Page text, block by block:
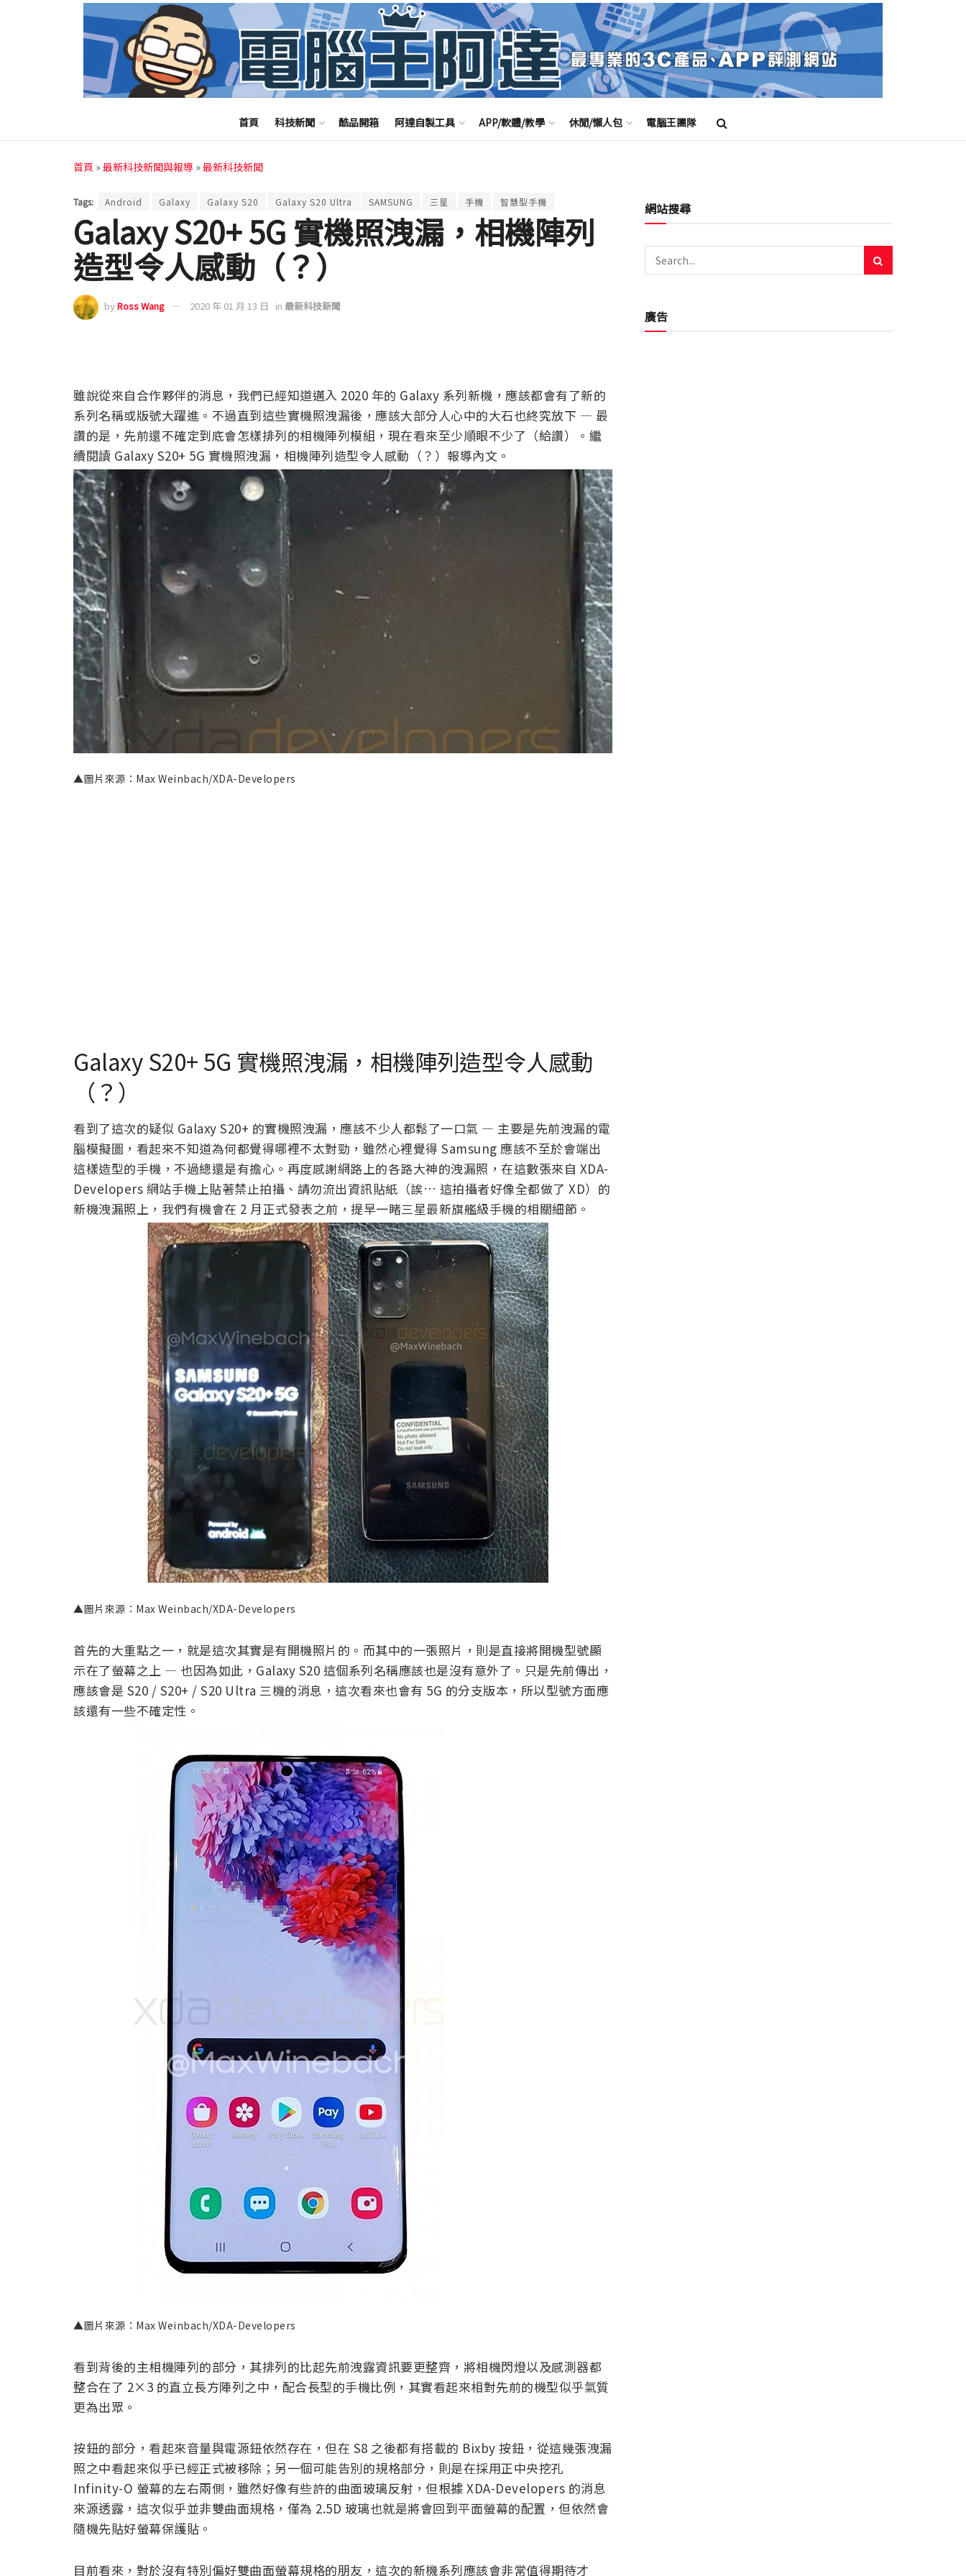
首頁 科技新聞 酷品開箱 阿達自製工具 APP/軟體/教學 休閒/懶人包 電腦王團隊
首頁 »最新科技新聞與報導 »最新科技新聞
Tags: Android Galaxy Galaxy S20 Galaxy S20 Ultra SAMSUNG 三星 手機 智慧型手機
Galaxy S20+ 5G 實機照洩漏，相機陣列
造型令人感動（？）
byRoss Wang 2020 年 01 月 13 日 in 最新科技新聞
雖說從來自合作夥伴的消息，我們已經知道邁入 2020 年的 Galaxy 系列新機，應該都會有了新的
系列名稱或版號大躍進。不過直到這些實機照洩漏後，應該大部分人心中的大石也終究放下 — 最
讚的是，先前還不確定到底會怎樣排列的相機陣列模組，現在看來至少順眼不少了（給讚）。繼
續閱讀 Galaxy S20+ 5G 實機照洩漏，相機陣列造型令人感動（？）報導內文。
▲圖片來源：Max Weinbach/XDA-Developers
Galaxy S20+ 5G 實機照洩漏，相機陣列造型令人感動
（？）
看到了這次的疑似 Galaxy S20+ 的實機照洩漏，應該不少人都鬆了一口氣 — 主要是先前洩漏的電
腦模擬圖，看起來不知道為何都覺得哪裡不太對勁，雖然心裡覺得 Samsung 應該不至於會端出
這樣造型的手機，不過總還是有擔心。再度感謝網路上的各路大神的洩漏照，在這數張來自 XDA-
Developers 網站手機上貼著禁止拍攝、請勿流出資訊貼紙（誒… 這拍攝者好像全都做了 XD）的
新機洩漏照上，我們有機會在 2 月正式發表之前，提早一睹三星最新旗艦級手機的相關細節。
▲圖片來源：Max Weinbach/XDA-Developers
首先的大重點之一，就是這次其實是有開機照片的。而其中的一張照片，則是直接將開機型號顯
示在了螢幕之上 — 也因為如此，Galaxy S20 這個系列名稱應該也是沒有意外了。只是先前傳出，
應該會是 S20 / S20+ / S20 Ultra 三機的消息，這次看來也會有 5G 的分支版本，所以型號方面應
該還有一些不確定性。
▲圖片來源：Max Weinbach/XDA-Developers
看到背後的主相機陣列的部分，其排列的比起先前洩露資訊要更整齊，將相機閃燈以及感測器都
整合在了 2×3 的直立長方陣列之中，配合長型的手機比例，其實看起來相對先前的機型似乎氣質
更為出眾。
按鈕的部分，看起來音量與電源鈕依然存在，但在 S8 之後都有搭載的 Bixby 按鈕，從這幾張洩漏
照之中看起來似乎已經正式被移除；另一個可能告別的規格部分，則是在採用正中央挖孔
Infinity-O 螢幕的左右兩側，雖然好像有些許的曲面玻璃反射，但根據 XDA-Developers 的消息
來源透露，這次似乎並非雙曲面規格，僅為 2.5D 玻璃也就是將會回到平面螢幕的配置，但依然會
隨機先貼好螢幕保護貼。
目前看來，對於沒有特別偏好雙曲面螢幕規格的朋友，這次的新機系列應該會非常值得期待才
網站搜尋
廣告